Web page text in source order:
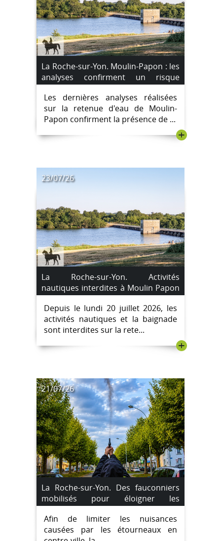
La Roche-sur-Yon. Moulin-Papon : les
analyses confirment un risque
sanitaire, les restrictions sont
maintenues
Les dernières analyses réalisées
sur la retenue d'eau de Moulin-
Papon confirment la présence de ...
+
23/07/26
La Roche-sur-Yon. Activités
nautiques interdites à Moulin Papon
en raison d'un risque lié aux
cyanobactéries
Depuis le lundi 20 juillet 2026, les
activités nautiques et la baignade
sont interdites sur la rete...
+
21/07/26
La Roche-sur-Yon. Des fauconniers
mobilisés pour éloigner les
étourneaux du centre-ville
Afin de limiter les nuisances
causées par les étourneaux en